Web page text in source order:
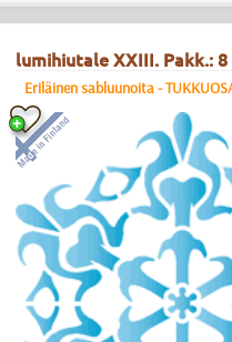
lumihiutale XXIII. Pakk.:
Eriläinen sabluunoita -